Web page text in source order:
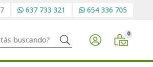
637 733 321 654 336 705
Buscar 0